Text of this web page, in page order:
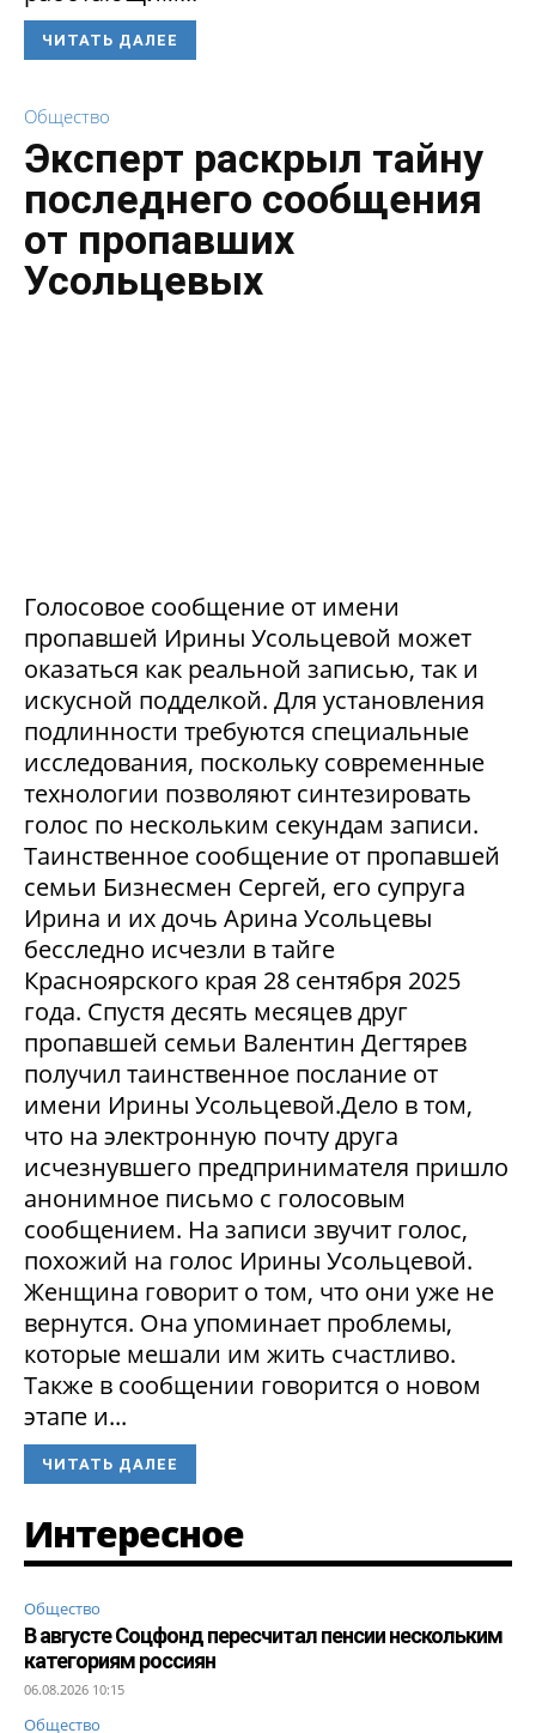
ЧИТАТЬ ДАЛЕЕ
Общество
Эксперт раскрыл тайну
последнего сообщения
от пропавших
Усольцевых
Голосовое сообщение от имени
пропавшей Ирины Усольцевой может
оказаться как реальной записью, так и
искусной подделкой. Для установления
подлинности требуются специальные
исследования, поскольку современные
технологии позволяют синтезировать
голос по нескольким секундам записи.
Таинственное сообщение от пропавшей
семьи Бизнесмен Сергей, его супруга
Ирина и их дочь Арина Усольцевы
бесследно исчезли в тайге
Красноярского края 28 сентября 2025
года. Спустя десять месяцев друг
пропавшей семьи Валентин Дегтярев
получил таинственное послание от
имени Ирины Усольцевой.Дело в том,
что на электронную почту друга
исчезнувшего предпринимателя пришло
анонимное письмо с голосовым
сообщением. На записи звучит голос,
похожий на голос Ирины Усольцевой.
Женщина говорит о том, что они уже не
вернутся. Она упоминает проблемы,
которые мешали им жить счастливо.
Также в сообщении говорится о новом
этапе и...
ЧИТАТЬ ДАЛЕЕ
Интересное
Общество
В августе Соцфонд пересчитал пенсии нескольким
категориям россиян
06.08.2026 10:15
Общество